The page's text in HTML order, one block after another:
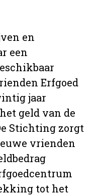
en
een
Erfgoed
jaar
geld van de
Stichting zorgt
vrienden
tot het